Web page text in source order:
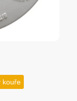
kouře